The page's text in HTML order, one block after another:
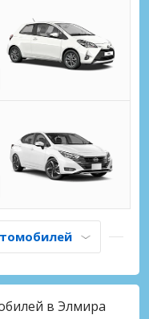
в Элмира